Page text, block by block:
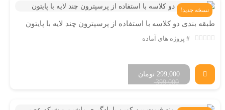
نسخه جدید!
طبقه بندی دو کلاسه با استفاده از پرسپترون چند لایه با پایتون
پروژه های آماده
399,000
تومان 299,000